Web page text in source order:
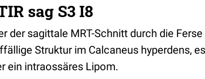
sag S3 I8
der sagittale MRT-Schnitt durch die
Struktur im Calcaneus hyperdens,
ein intraossäres Lipom.